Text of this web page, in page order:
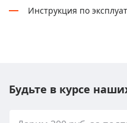
Инструкция по
Будьте в курсе